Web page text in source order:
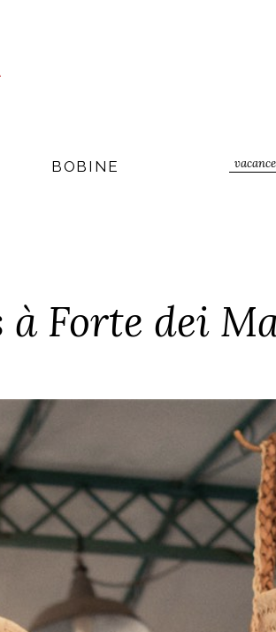
BOBINE
à Forte dei